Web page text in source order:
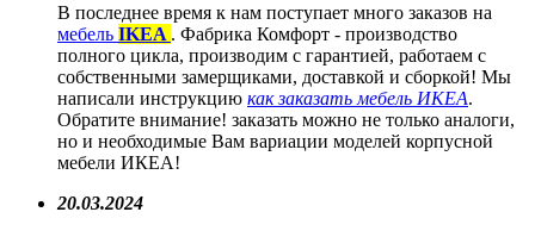
В последнее время к нам поступает много заказов на
мебель IKEA . Фабрика Комфорт - производство
полного цикла, производим с гарантией, работаем с
собственными замерщиками, доставкой и сборкой! Мы
написали инструкцию как заказать мебель ИКЕА.
Обратите внимание! заказать можно не только аналоги,
но и необходимые Вам вариации моделей корпусной
мебели ИКЕА!
20.03.2024